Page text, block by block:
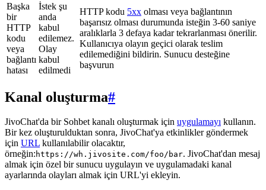
Başka
bir
HTTP
kodu
veya
bağlantı
hatası
İstek şu
anda
kabul
edilemez.
Olay
kabul
edilmedi
HTTP kodu 5xx olması veya bağlantının
başarısız olması durumunda isteğin 3-60 saniye
aralıklarla 3 defaya kadar tekrarlanması önerilir.
Kullanıcıya olayın geçici olarak teslim
edilemediğini bildirin. Sunucu desteğine
başvurun
Kanal oluşturma#
JivoChat'da bir Sohbet kanalı oluşturmak için uygulamayı kullanın.
Bir kez oluşturulduktan sonra, JivoChat'ya etkinlikler göndermek
için URL kullanılabilir olacaktır,
örneğin: https://wh.jivosite.com/foo/bar. JivoChat'dan mesaj
almak için özel bir sunucu uygulayın ve uygulamadaki kanal
ayarlarında olayları almak için URL'yi ekleyin.